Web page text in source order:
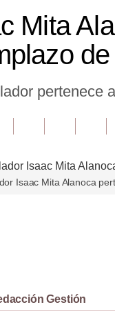
Mita
pertenece
Isaac Mita Alanoca
Gestión